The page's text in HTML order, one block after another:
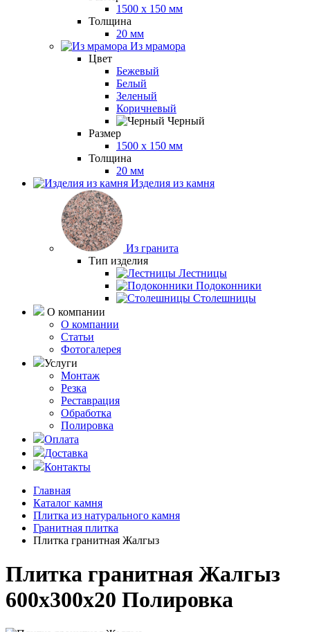
1500 x 150 мм
Толщина
20 мм
Из мрамора
Цвет
Бежевый
Белый
Зеленый
Коричневый
Черный
Размер
1500 x 150 мм
Толщина
20 мм
Изделия из камня
Из гранита
Тип изделия
Лестницы
Подоконники
Столешницы
О компании
О компании
Статьи
Фотогалерея
Услуги
Монтаж
Резка
Реставрация
Обработка
Полировка
Оплата
Доставка
Контакты
Главная
Каталог камня
Плитка из натурального камня
Гранитная плитка
Плитка гранитная Жалгыз
Плитка гранитная Жалгыз
600x300x20 Полировка